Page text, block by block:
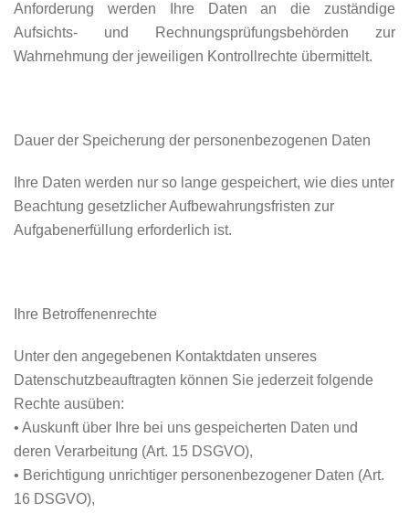
Anforderung werden Ihre Daten an die zuständige
Aufsichts- und Rechnungsprüfungsbehörden zur
Wahrnehmung der jeweiligen Kontrollrechte übermittelt.
Dauer der Speicherung der personenbezogenen Daten
Ihre Daten werden nur so lange gespeichert, wie dies unter
Beachtung gesetzlicher Aufbewahrungsfristen zur
Aufgabenerfüllung erforderlich ist.
Ihre Betroffenenrechte
Unter den angegebenen Kontaktdaten unseres
Datenschutzbeauftragten können Sie jederzeit folgende
Rechte ausüben:
• Auskunft über Ihre bei uns gespeicherten Daten und
deren Verarbeitung (Art. 15 DSGVO),
• Berichtigung unrichtiger personenbezogener Daten (Art.
16 DSGVO),